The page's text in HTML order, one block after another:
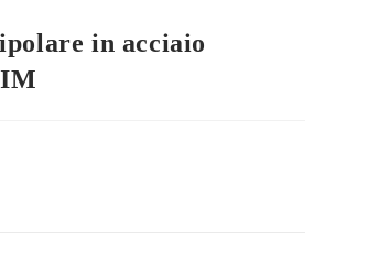
in acciaio